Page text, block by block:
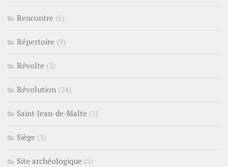
Rencontre (6)
Répertoire (9)
Révolte (2)
Révolution (24)
Saint-Jean-de-Malte (1)
Siège (3)
Site archéologique (5)